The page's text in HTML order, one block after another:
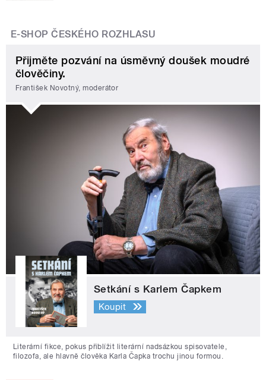
E-SHOP ČESKÉHO ROZHLASU
Přijměte pozvání na úsměvný doušek moudré
člověčiny.
František Novotný, moderátor
Setkání s Karlem Čapkem
Koupit
Literární fikce, pokus přiblížit literární nadsázkou spisovatele,
filozofa, ale hlavně člověka Karla Čapka trochu jinou formou.